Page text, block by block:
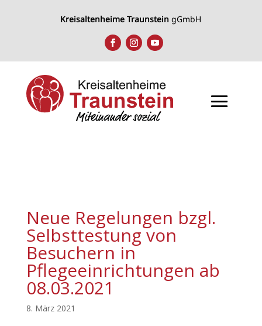
Kreisaltenheime Traunstein gGmbH
Neue Regelungen bzgl.
Selbsttestung von
Besuchern in
Pflegeeinrichtungen ab
08.03.2021
8. März 2021